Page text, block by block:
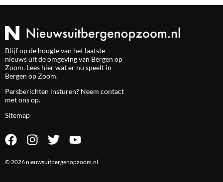
Blijf op de hoogte van het laatste
nieuws uit de omgeving van Bergen op
Zoom. Lees hier wat er nu speelt in
Bergen op Zoom.
Persberichten insturen? Neem contact
met ons op.
Sitemap
© 2026 nieuwsuitbergenopzoom.nl